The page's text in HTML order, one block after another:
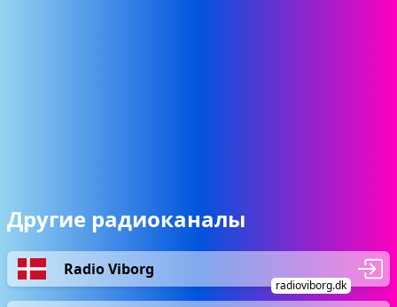
Другие радиоканалы
Radio Viborg
radioviborg.dk